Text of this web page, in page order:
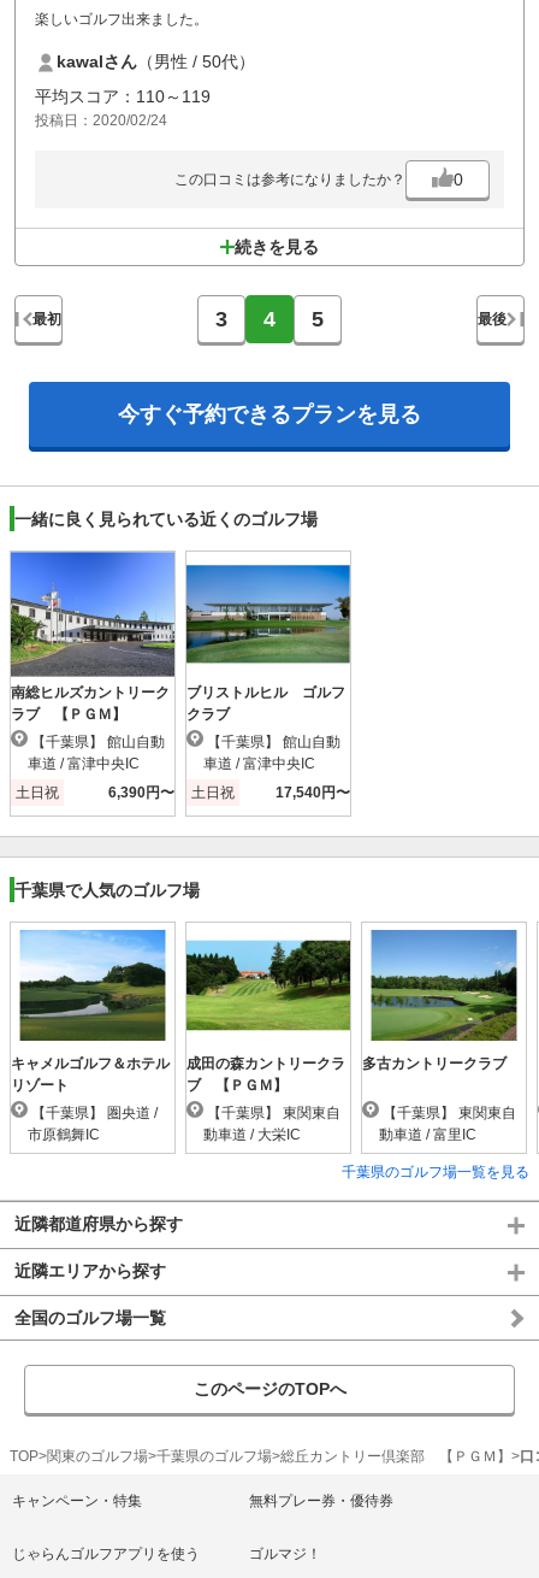
かる。
妻は傾斜の強さやバンカーに四苦八苦していた。
とりあえず、天気も良く気持ちよくプレーできたので良かった。
楽しいゴルフ出来ました。
kawalさん （男性 / 50代）
平均スコア：110～119
投稿日：2020/02/24
この口コミは参考になりましたか？ 0
続きを見る
最初 3 4 5 最後
今すぐ予約できるプランを見る
一緒に良く見られている近くのゴルフ場
南総ヒルズカントリーク
ラブ 【ＰＧＭ】
車道 / 富津中央IC
土日祝
6,390円〜
ブリストルヒル ゴルフ
クラブ
車道 / 富津中央IC
土日祝
17,540円〜
千葉県で人気のゴルフ場
キャメルゴルフ＆ホテル
リゾート
市原鶴舞IC
成田の森カントリークラ
ブ 【ＰＧＭ】
動車道 / 大栄IC
多古カントリークラブ
動車道 / 富里IC
千葉県のゴルフ場一覧を見る
近隣都道府県から探す
近隣エリアから探す
全国のゴルフ場一覧
このページのTOPへ
TOP 関東のゴルフ場 千葉県のゴルフ場 総丘カントリー倶楽部 【ＰＧＭ】 口
キャンペーン・特集 無料プレー券・優待券
じゃらんゴルフアプリを使う ゴルマジ！